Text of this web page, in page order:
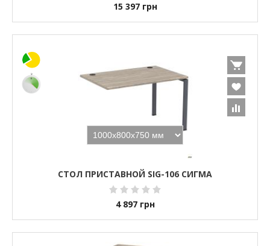
15 397 грн
СТОЛ ПРИСТАВНОЙ SIG-106 СИГМА
4 897 грн